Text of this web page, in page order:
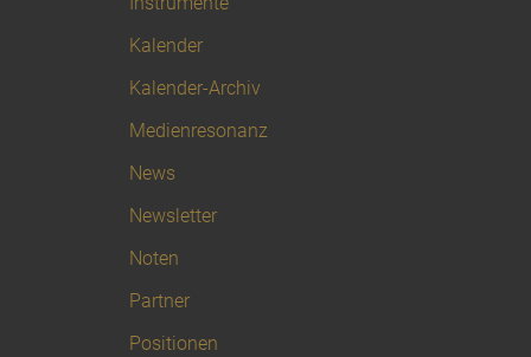
Kalender
Kalender-Archiv
Medienresonanz
News
Newsletter
Noten
Partner
Positionen